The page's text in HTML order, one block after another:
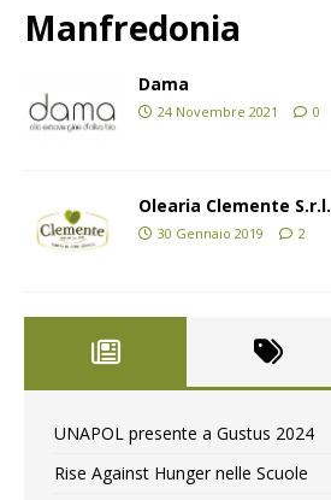
Manfredonia
Dama
24 Novembre 2021 0
Olearia Clemente S.r.l.
30 Gennaio 2019 2
UNAPOL presente a Gustus 2024
Rise Against Hunger nelle Scuole